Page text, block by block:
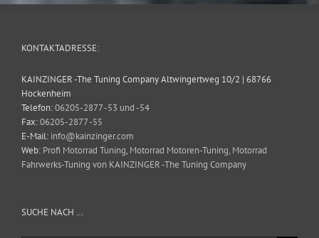
KONTAKTADRESSE:
KAINZINGER -The Tuning Company Altwingertweg 10/2 | 68766
Hockenheim
Telefon:06205-2877 -53 und -54
Fax:06205-2877 -55
E-Mail: info@kainzinger.com
Web: Profi Motorrad Tuning, Motorrad Motoren-Tuning, Motorrad
Fahrwerks-Tuning von KAINZINGER -The Tuning Company
SUCHE NACH …